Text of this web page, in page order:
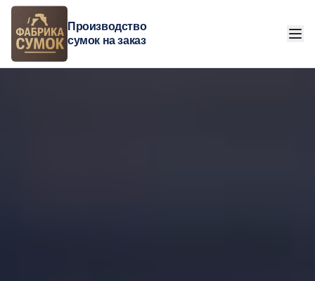
Производство
сумок на заказ